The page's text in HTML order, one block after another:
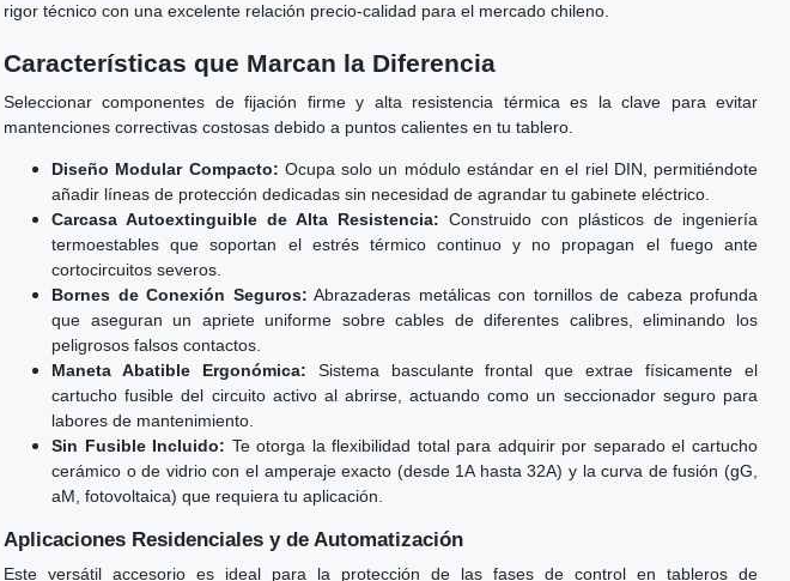
rigor técnico con una excelente relación precio-calidad para el mercado chileno.
Características que Marcan la Diferencia
Seleccionar componentes de fijación firme y alta resistencia térmica es la clave para evitar
mantenciones correctivas costosas debido a puntos calientes en tu tablero.
Diseño Modular Compacto: Ocupa solo un módulo estándar en el riel DIN, permitiéndote
añadir líneas de protección dedicadas sin necesidad de agrandar tu gabinete eléctrico.
Carcasa Autoextinguible de Alta Resistencia: Construido con plásticos de ingeniería
termoestables que soportan el estrés térmico continuo y no propagan el fuego ante
cortocircuitos severos.
Bornes de Conexión Seguros: Abrazaderas metálicas con tornillos de cabeza profunda
que aseguran un apriete uniforme sobre cables de diferentes calibres, eliminando los
peligrosos falsos contactos.
Maneta Abatible Ergonómica: Sistema basculante frontal que extrae físicamente el
cartucho fusible del circuito activo al abrirse, actuando como un seccionador seguro para
labores de mantenimiento.
Sin Fusible Incluido: Te otorga la flexibilidad total para adquirir por separado el cartucho
cerámico o de vidrio con el amperaje exacto (desde 1A hasta 32A) y la curva de fusión (gG,
aM, fotovoltaica) que requiera tu aplicación.
Aplicaciones Residenciales y de Automatización
Este versátil accesorio es ideal para la protección de las fases de control en tableros de